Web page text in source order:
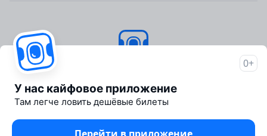
Об Авиасейлс
Пресс‑центр
Travelpayouts
Партнёрская программа
0+
У нас кайфовое приложение
Там легче ловить дешёвые билеты